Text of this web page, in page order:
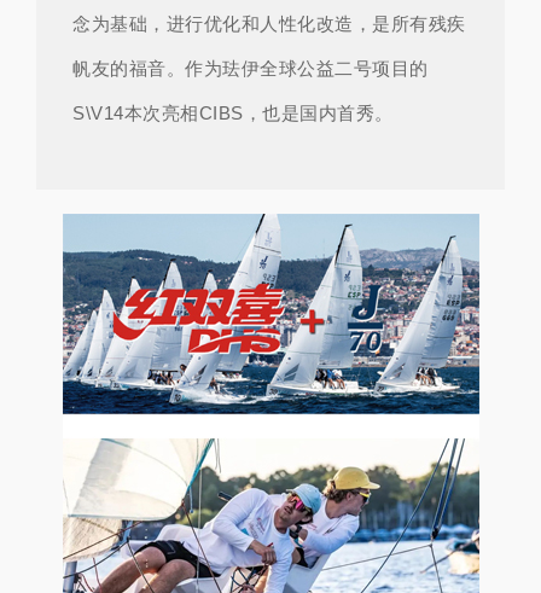
念为基础，进行优化和人性化改造，是所有残疾
帆友的福音。作为珐伊全球公益二号项目的
S\V14本次亮相CIBS，也是国内首秀。